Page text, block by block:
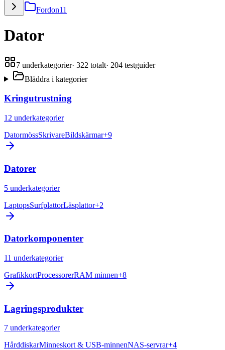
Fordon11
Dator
7 underkategorier· 322 totalt· 204 testguider
Bläddra i kategorier
Kringutrustning
12 underkategorier
DatormössSkrivareBildskärmar+9
Datorer
5 underkategorier
LaptopsSurfplattorLäsplattor+2
Datorkomponenter
11 underkategorier
GrafikkortProcessorerRAM minnen+8
Lagringsprodukter
7 underkategorier
HårddiskarMinneskort & USB-minnenNAS-servrar+4